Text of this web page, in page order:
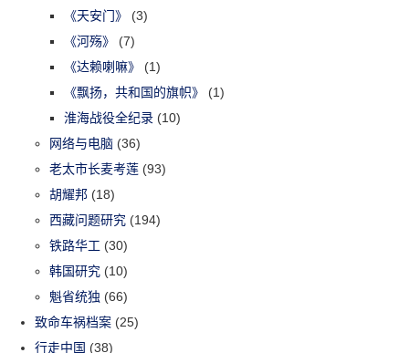
《天安门》
(3)
《河殇》
(7)
《达赖喇嘛》
(1)
《飘扬，共和国的旗帜》
(1)
淮海战役全纪录 (10)
网络与电脑 (36)
老太市长麦考莲 (93)
胡耀邦 (18)
西藏问题研究 (194)
铁路华工 (30)
韩国研究 (10)
魁省统独 (66)
致命车祸档案 (25)
行走中国 (38)